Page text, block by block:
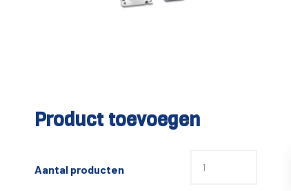
Product toevoegen
Aantal producten